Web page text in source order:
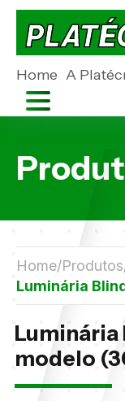
Home A
Home Produtos
Luminária
Luminária
modelo